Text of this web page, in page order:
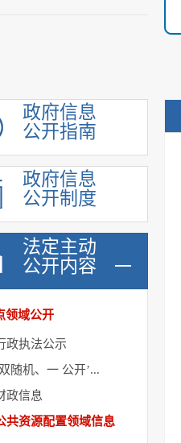
政府信息
公开指南
政府信息
公开制度
法定主动
公开内容
职能
公告
公开
信息
计划
权力运行公开
领域公开
政执法公示
随机、一 公开’...
政信息
共资源配置领域信息